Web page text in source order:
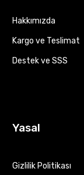
Hakkımızda
Kargo ve Teslimat
Destek ve SSS
Yasal
Gizlilik Politikası